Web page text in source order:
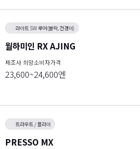
라이트 SW 루어(볼락, 전갱이)
월하미인 RX AJING
제조사 희망소비자가격
23,600~24,600엔
트라우트 / 플라이
PRESSO MX